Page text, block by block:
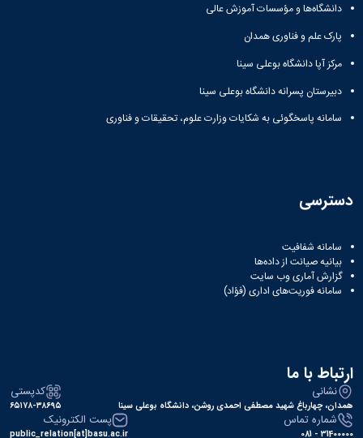
های
پژوهشی
سال
1398
فصلنامه
معاونت
پژوهش
مطالعات
فرهنگی
فهرست
نشریات
علمی
معتبر
دانشگاه‌ها و مؤسسات آموزش عالی
پارک علم و فناوری همدان
مرکز آپا دانشگاه بوعلی سینا
دبیرستان پسرانه دانشگاه بوعلی سینا
سامانه پاسخگوئی به شکایات وزارت علوم، تحقیقات و فناوری
دسترسی
سامانه شفافیت
بیانیه صیانت از داده‌ها
گزارش آماری وب‌ سایت
سامانه فوریت‌های اداری (فؤاد)
ارتباط با ما
نشانی
همدان، چهارباغ شهید مصطفی احمدی روشن، دانشگاه بوعلی سینا
کدپستی
۶۵۱۷۸-۳۸۶۹۵
شماره تماس
31400000 - 081
پست الکترونیک
public_relation[at]basu.ac.ir